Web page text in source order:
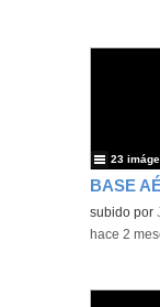
Contenido
subido por
23
-hace 2